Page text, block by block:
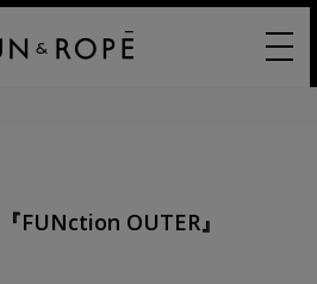
FUNction OUTER』